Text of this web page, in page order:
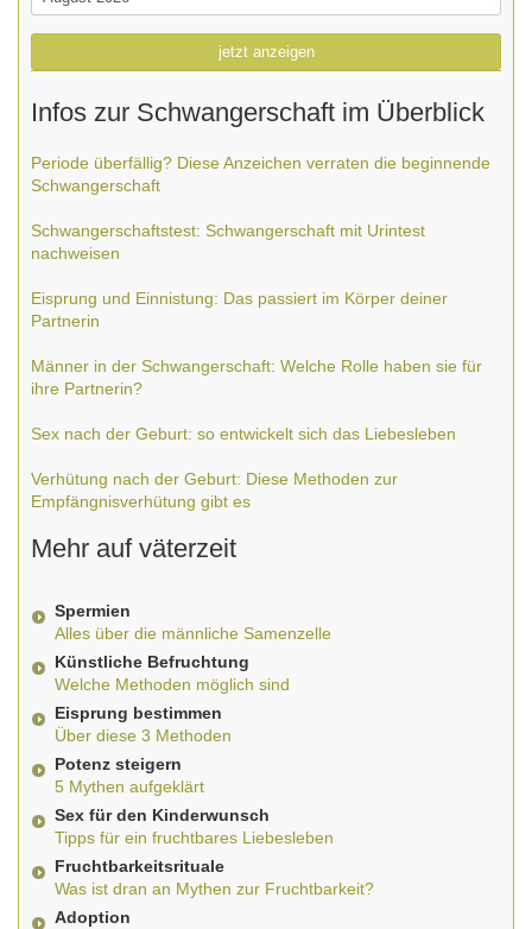
jetzt anzeigen
Infos zur Schwangerschaft im Überblick
Periode überfällig? Diese Anzeichen verraten die beginnende
Schwangerschaft
Schwangerschaftstest: Schwangerschaft mit Urintest
nachweisen
Eisprung und Einnistung: Das passiert im Körper deiner
Partnerin
Männer in der Schwangerschaft: Welche Rolle haben sie für
ihre Partnerin?
Sex nach der Geburt: so entwickelt sich das Liebesleben
Verhütung nach der Geburt: Diese Methoden zur
Empfängnisverhütung gibt es
Mehr auf väterzeit
Spermien
Alles über die männliche Samenzelle
Künstliche Befruchtung
Welche Methoden möglich sind
Eisprung bestimmen
Über diese 3 Methoden
Potenz steigern
5 Mythen aufgeklärt
Sex für den Kinderwunsch
Tipps für ein fruchtbares Liebesleben
Fruchtbarkeitsrituale
Was ist dran an Mythen zur Fruchtbarkeit?
Adoption